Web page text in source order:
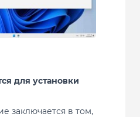
для установки
заключается в том,